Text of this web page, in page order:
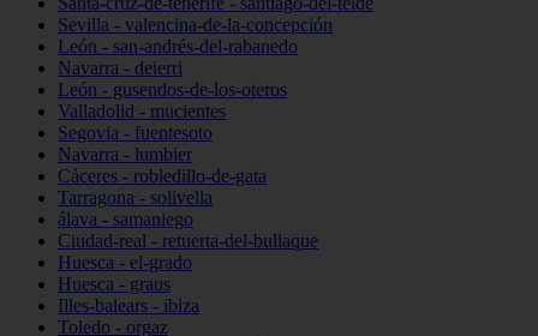
Sevilla - valencina-de-la-concepción
León - san-andrés-del-rabanedo
Navarra - deierri
León - gusendos-de-los-oteros
Valladolid - mucientes
Segovia - fuentesoto
Navarra - lumbier
Cáceres - robledillo-de-gata
Tarragona - solivella
álava - samaniego
Ciudad-real - retuerta-del-bullaque
Huesca - el-grado
Huesca - graus
Illes-balears - ibiza
Toledo - orgaz